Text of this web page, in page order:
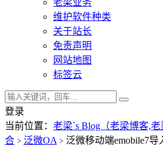
老梁业务
维护软件种类
关于站长
免责声明
网站地图
标签云
登录
当前位置： 老梁`s Blog（老梁博客,老
合 > 泛微OA > 泛微移动端emobile7